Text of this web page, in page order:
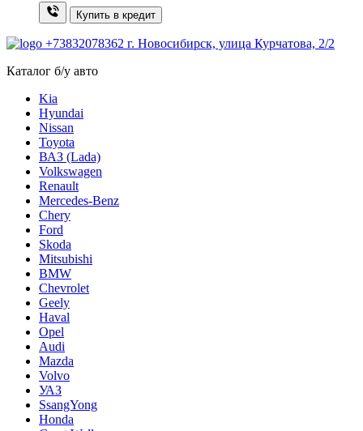
Купить в кредит
+73832078362 г. Новосибирск, улица Курчатова, 2/2
Каталог б/у авто
Kia
Hyundai
Nissan
Toyota
ВАЗ (Lada)
Volkswagen
Renault
Mercedes-Benz
Chery
Ford
Skoda
Mitsubishi
BMW
Chevrolet
Geely
Haval
Opel
Audi
Mazda
Volvo
УАЗ
SsangYong
Honda